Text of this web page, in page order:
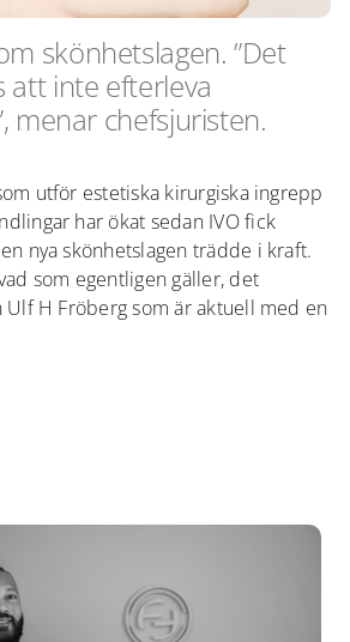
skönhetslagen. ”Det
att inte efterleva
menar chefsjuristen.
utför estetiska kirurgiska ingrepp
har ökat sedan IVO fick
nya skönhetslagen trädde i kraft.
som egentligen gäller, det
H Fröberg som är aktuell med en